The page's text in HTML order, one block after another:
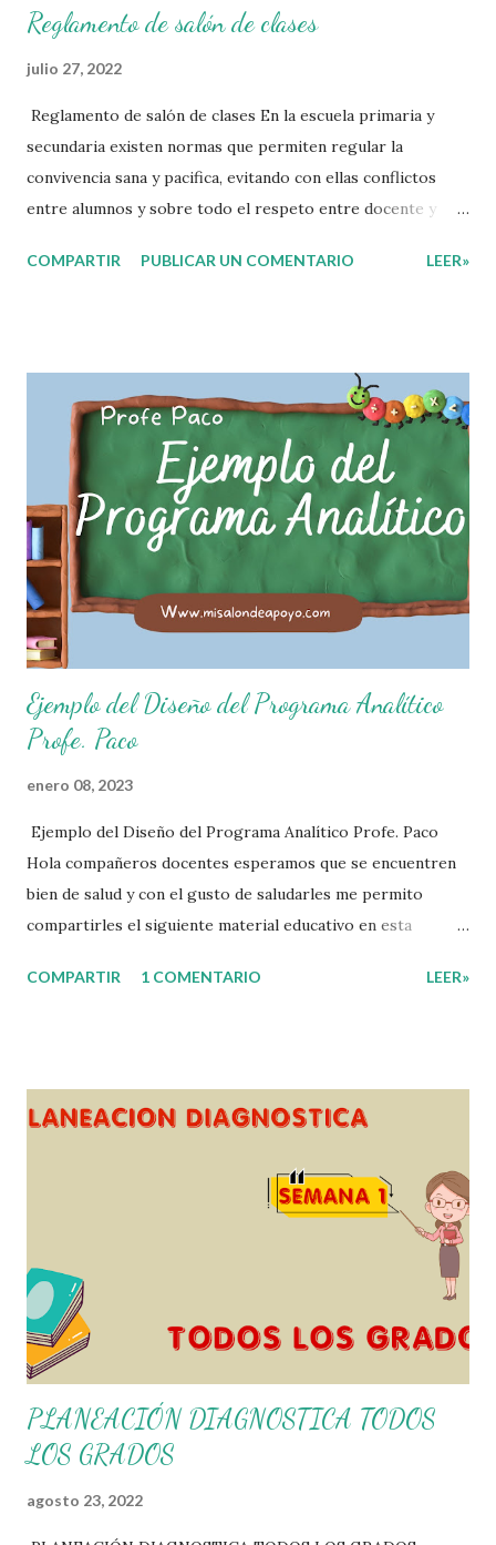
Reglamento de salón de clases
julio 27, 2022
Reglamento de salón de clases En la escuela primaria y
secundaria existen normas que permiten regular la
convivencia sana y pacifica, evitando con ellas conflictos
entre alumnos y sobre todo el respeto entre docente y
normas con responsabilidad en un futuro será un ciudadano
pequeños, entiendan, analizan y practiquen las grandes
responsabilidades que conlleva ser un buen ciudadano. A
continuación les compartimos algunos ejemplos de reglas
de salón de clases: 1. Cumplo con mis tareas y trabajos. 2.
Cuidado mi higiene personal. 3. Levanto la mano para
hablar. 4. Pido permiso para ir al baño 5. Deposito la
basura en su lugar. 6. Cumplo con mis útiles esc...
COMPARTIR PUBLICAR UN COMENTARIO LEER»
Ejemplo del Diseño del Programa Analítico
Profe. Paco
enero 08, 2023
Ejemplo del Diseño del Programa Analítico Profe. Paco
Hola compañeros docentes esperamos que se encuentren
bien de salud y con el gusto de saludarles me permito
compartirles el siguiente material educativo en esta
Esperando que este material sea de gran utilidad para
agradecemos a los creadores de los diferentes materiales
nosotros solo los compartimos con fines educativos,
didácticos e informativos. ☺️ Obtén documento completo
aquí 👇👇 👇 Ejemplo del Diseño del Programa Analítico
COMPARTIR 1 COMENTARIO LEER»
PLANEACIÓN DIAGNOSTICA TODOS
LOS GRADOS
agosto 23, 2022